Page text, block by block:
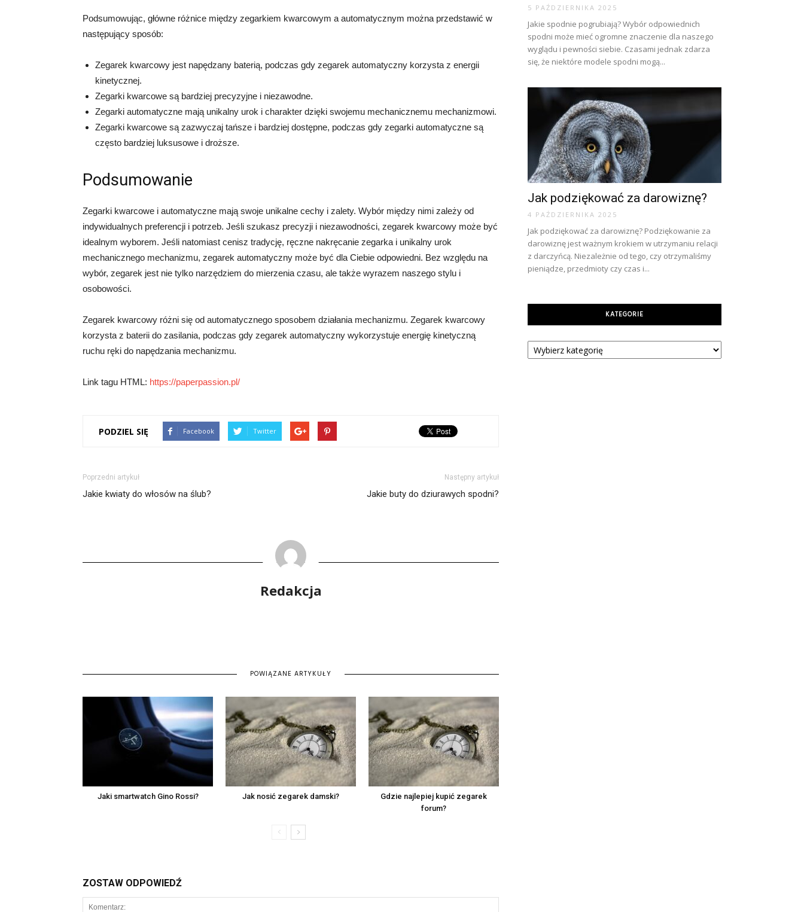
Podsumowując, główne różnice między zegarkiem kwarcowym a automatycznym można przedstawić w
następujący sposób:
Zegarek kwarcowy jest napędzany baterią, podczas gdy zegarek automatyczny korzysta z energii
kinetycznej.
Zegarki kwarcowe są bardziej precyzyjne i niezawodne.
Zegarki automatyczne mają unikalny urok i charakter dzięki swojemu mechanicznemu mechanizmowi.
Zegarki kwarcowe są zazwyczaj tańsze i bardziej dostępne, podczas gdy zegarki automatyczne są
często bardziej luksusowe i droższe.
Podsumowanie
Zegarki kwarcowe i automatyczne mają swoje unikalne cechy i zalety. Wybór między nimi zależy od
indywidualnych preferencji i potrzeb. Jeśli szukasz precyzji i niezawodności, zegarek kwarcowy może być
idealnym wyborem. Jeśli natomiast cenisz tradycję, ręczne nakręcanie zegarka i unikalny urok
mechanicznego mechanizmu, zegarek automatyczny może być dla Ciebie odpowiedni. Bez względu na
wybór, zegarek jest nie tylko narzędziem do mierzenia czasu, ale także wyrazem naszego stylu i
osobowości.
Zegarek kwarcowy różni się od automatycznego sposobem działania mechanizmu. Zegarek kwarcowy
korzysta z baterii do zasilania, podczas gdy zegarek automatyczny wykorzystuje energię kinetyczną
ruchu ręki do napędzania mechanizmu.
Link tagu HTML: https://paperpassion.pl/
PODZIEL SIĘ Facebook Twitter
Poprzedni artykuł
Jakie kwiaty do włosów na ślub?
Następny artykuł
Jakie buty do dziurawych spodni?
Redakcja
POWIĄZANE ARTYKUŁY
Jaki smartwatch Gino Rossi? Jak nosić zegarek damski?
Gdzie najlepiej kupić zegarek
forum?
ZOSTAW ODPOWIEDŹ
5 PAŹDZIERNIKA 2025
Jakie spodnie pogrubiają? Wybór odpowiednich
spodni może mieć ogromne znaczenie dla naszego
wyglądu i pewności siebie. Czasami jednak zdarza
się, że niektóre modele spodni mogą...
Jak podziękować za darowiznę?
4 PAŹDZIERNIKA 2025
Jak podziękować za darowiznę? Podziękowanie za
darowiznę jest ważnym krokiem w utrzymaniu relacji
z darczyńcą. Niezależnie od tego, czy otrzymaliśmy
pieniądze, przedmioty czy czas i...
KATEGORIE
Kategorie